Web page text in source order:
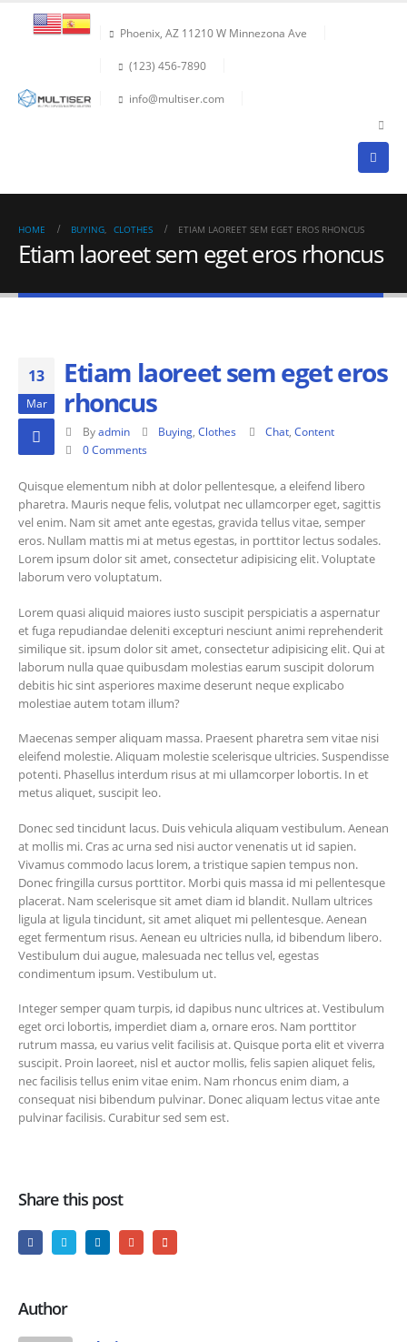
Phoenix, AZ 11210 W Minnezona Ave
(123) 456-7890
info@multiser.com
HOME BUYING, CLOTHES ETIAM LAOREET SEM EGET EROS RHONCUS
Etiam laoreet sem eget eros rhoncus
13
Mar
Etiam laoreet sem eget eros
rhoncus
Byadmin Buying ,Clothes Chat ,Content
0 Comments
Quisque elementum nibh at dolor pellentesque, a eleifend libero
pharetra. Mauris neque felis, volutpat nec ullamcorper eget, sagittis
vel enim. Nam sit amet ante egestas, gravida tellus vitae, semper
eros. Nullam mattis mi at metus egestas, in porttitor lectus sodales.
Lorem ipsum dolor sit amet, consectetur adipisicing elit. Voluptate
laborum vero voluptatum.
Lorem quasi aliquid maiores iusto suscipit perspiciatis a aspernatur
et fuga repudiandae deleniti excepturi nesciunt animi reprehenderit
similique sit. ipsum dolor sit amet, consectetur adipisicing elit. Qui at
laborum nulla quae quibusdam molestias earum suscipit dolorum
debitis hic sint asperiores maxime deserunt neque explicabo
molestiae autem totam illum?
Maecenas semper aliquam massa. Praesent pharetra sem vitae nisi
eleifend molestie. Aliquam molestie scelerisque ultricies. Suspendisse
potenti. Phasellus interdum risus at mi ullamcorper lobortis. In et
metus aliquet, suscipit leo.
Donec sed tincidunt lacus. Duis vehicula aliquam vestibulum. Aenean
at mollis mi. Cras ac urna sed nisi auctor venenatis ut id sapien.
Vivamus commodo lacus lorem, a tristique sapien tempus non.
Donec fringilla cursus porttitor. Morbi quis massa id mi pellentesque
placerat. Nam scelerisque sit amet diam id blandit. Nullam ultrices
ligula at ligula tincidunt, sit amet aliquet mi pellentesque. Aenean
eget fermentum risus. Aenean eu ultricies nulla, id bibendum libero.
Vestibulum dui augue, malesuada nec tellus vel, egestas
condimentum ipsum. Vestibulum ut.
Integer semper quam turpis, id dapibus nunc ultrices at. Vestibulum
eget orci lobortis, imperdiet diam a, ornare eros. Nam porttitor
rutrum massa, eu varius velit facilisis at. Quisque porta elit et viverra
suscipit. Proin laoreet, nisl et auctor mollis, felis sapien aliquet felis,
nec facilisis tellus enim vitae enim. Nam rhoncus enim diam, a
consequat nisi bibendum pulvinar. Donec aliquam lectus vitae ante
pulvinar facilisis. Curabitur sed sem est.
Share this post
Author